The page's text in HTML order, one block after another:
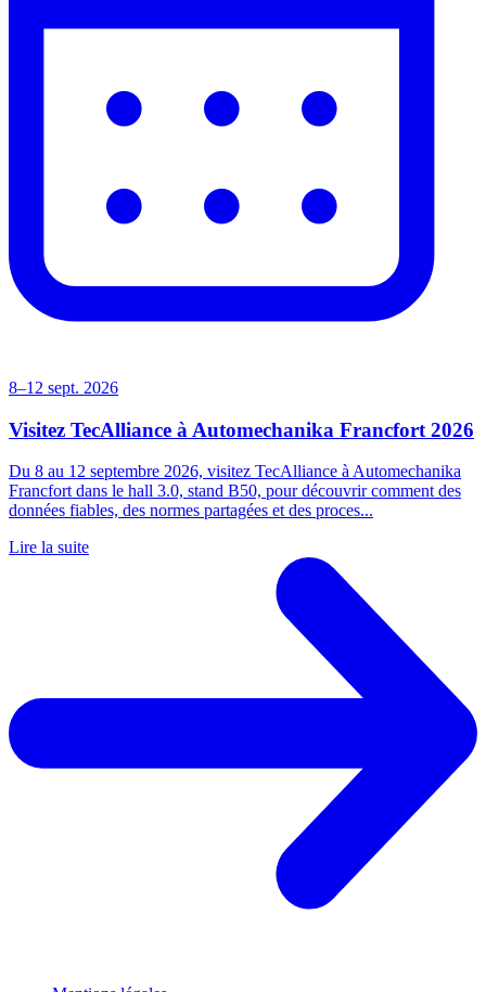
8–12 sept. 2026
Visitez TecAlliance à Automechanika Francfort 2026
Du 8 au 12 septembre 2026, visitez TecAlliance à Automechanika
Francfort dans le hall 3.0, stand B50, pour découvrir comment des
données fiables, des normes partagées et des proces...
Lire la suite